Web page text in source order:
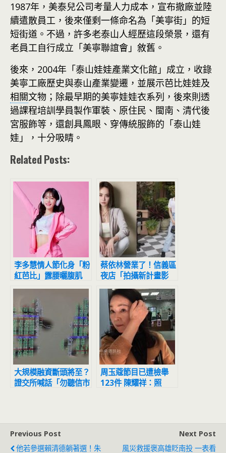
1987年，美泰兒公司考量人力成本，宣布撤廠並陸
續遣散員工，後來僅剩一條命名為「美寧街」的短
短街道。不過，許多老泰山人經歷這段榮景，還有
老員工自行成立「美寧聯誼會」敘舊。
後來，2004年「泰山娃娃產業文化館」成立，收錄
美寧工廠歷史與泰山產業變遷，並展示芭比娃娃及
相關文物；除最早期的美寧娃娃衣系列，後來則透
過課程培訓學員製作軍裝、原住民、閩南、清代後
宮服飾等，還創具鳳眼、穿傳統服飾的「泰山娃
娃」，十分吸睛。
Related Posts:
李多慧情人節化身「粉
紅芭比」露腰曬腹肌
甜美多巴胺小白鞋穿搭
蔡依林營業了！信義區
夜店「拍攝新計畫影
片」網友目擊驚：本人
正到翻掉
大規模融資斷頭將至？
證交所喊話「勿聽信市
周玉蔻節目已遭檢舉
123件 陳耀祥：照
Previous Post
他若參選賴清德躺著選！朱
Next Post
風災救援褒高雄貶南投 一表看